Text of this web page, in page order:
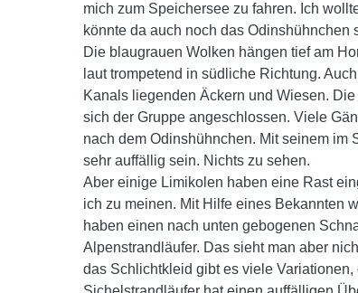
mich zum Speichersee zu fahren. Ich
könnte da auch noch das Odinshühnchen
Die blaugrauen Wolken hängen tief am
laut trompetend in südliche Richtung.
Kanals liegenden Äckern und Wiesen.
sich der Gruppe angeschlossen. Viele
nach dem Odinshühnchen. Mit seinem
sehr auffällig sein. Nichts zu sehen.
Aber einige Limikolen haben eine Rast
ich zu meinen. Mit Hilfe eines Bekannten
haben einen nach unten gebogenen
Alpenstrandläufer. Das sieht man aber
das Schlichtkleid gibt es viele